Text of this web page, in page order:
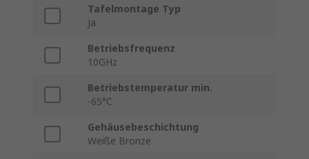
Tafelmontage Typ
Ja
Betriebsfrequenz
10GHz
Betriebstemperatur min.
-65°C
Gehäusebeschichtung
Weiße Bronze